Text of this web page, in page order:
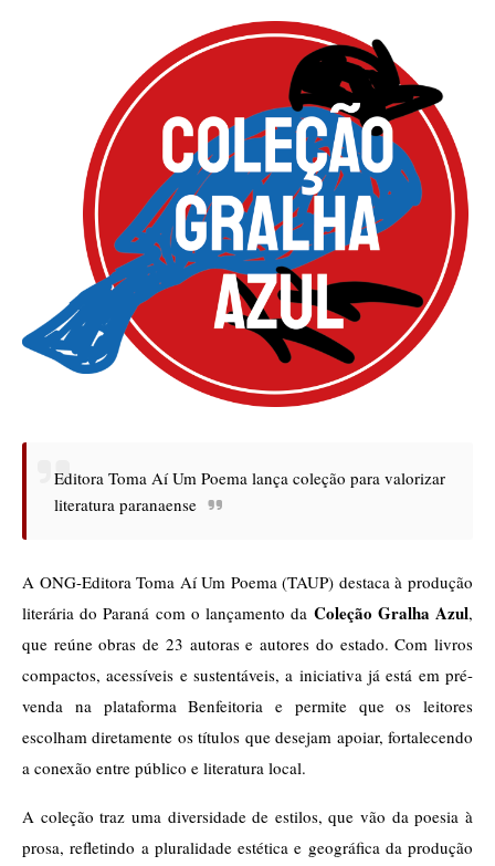
Editora Toma Aí Um Poema lança coleção para valorizar
literatura paranaense
A ONG-Editora Toma Aí Um Poema (TAUP) destaca à produção
literária do Paraná com o lançamento da Coleção Gralha Azul,
que reúne obras de 23 autoras e autores do estado. Com livros
compactos, acessíveis e sustentáveis, a iniciativa já está em pré-
venda na plataforma Benfeitoria e permite que os leitores
escolham diretamente os títulos que desejam apoiar, fortalecendo
a conexão entre público e literatura local.
A coleção traz uma diversidade de estilos, que vão da poesia à
prosa, refletindo a pluralidade estética e geográfica da produção